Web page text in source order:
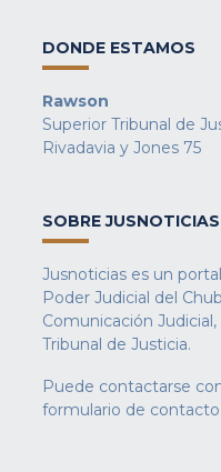
DONDE ESTAMOS
Rawson
Superior Tribunal de
Rivadavia y Jones 75
SOBRE JUSNOTICIAS
Jusnoticias es un
Poder Judicial del
Comunicación
Tribunal de Justicia.
Puede contactarse
formulario de contacto